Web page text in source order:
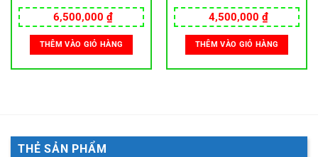
6,500,000 ₫
THÊM VÀO GIỎ HÀNG
4,500,000 ₫
THÊM VÀO GIỎ HÀNG
THẺ SẢN PHẨM